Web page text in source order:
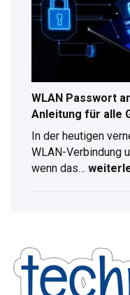
für
digitalen
Radioempfang
WLAN Passwort
Anleitung für alle
In der heutigen
WLAN-Verbindung
wenn das…
für
alle
Geräte
2026